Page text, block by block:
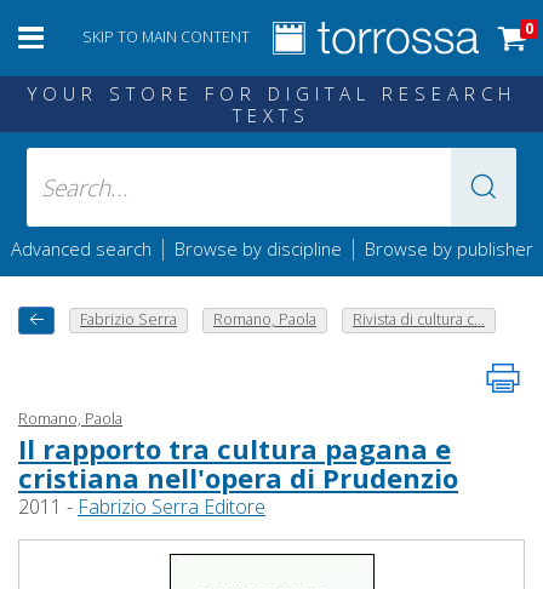
SKIP TO MAIN CONTENT 0
YOUR STORE FOR DIGITAL RESEARCH
TEXTS
Advanced search | Browse by discipline | Browse by publisher
Fabrizio Serra Romano, Paola Rivista di cultura c...
Romano, Paola
Il rapporto tra cultura pagana e
cristiana nell'opera di Prudenzio
2011 - Fabrizio Serra Editore